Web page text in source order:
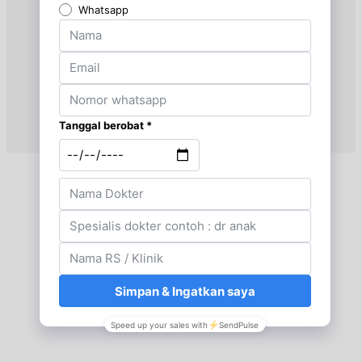
Jam 08:30 - 15:30
Selasa, 25/08/2026
Jam 08:30 - 15:30
Rabu, 26/08/2026
Jam 08:30 - 15:30
Kamis, 27/08/2026
Jam 08:30 - 15:30
Jumat, 28/08/2026
Jam 08:30 - 15:30
Sabtu, 29/08/2026
Jam 08:30 - 13:30